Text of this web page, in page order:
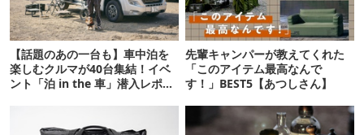
【話題のあの一台も】車中泊を
楽しむクルマが40台集結！イベ
ント「泊 in the 車」潜入レポー
先輩キャンパーが教えてくれた
「このアイテム最高なんで
す！」BEST5【あつしさん】